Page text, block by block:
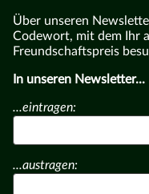
Über unseren
Codewort, mit dem Ihr
Freundschaftspreis
In unseren Newsletter...
...eintragen:
...austragen: